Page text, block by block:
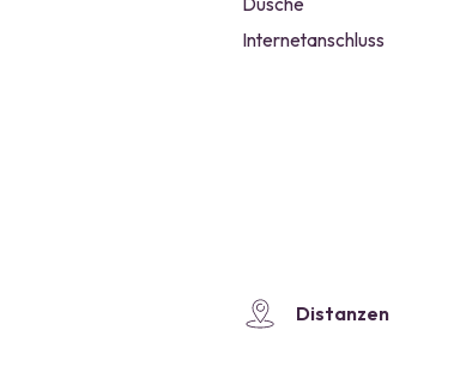
Internetanschluss
Distanzen